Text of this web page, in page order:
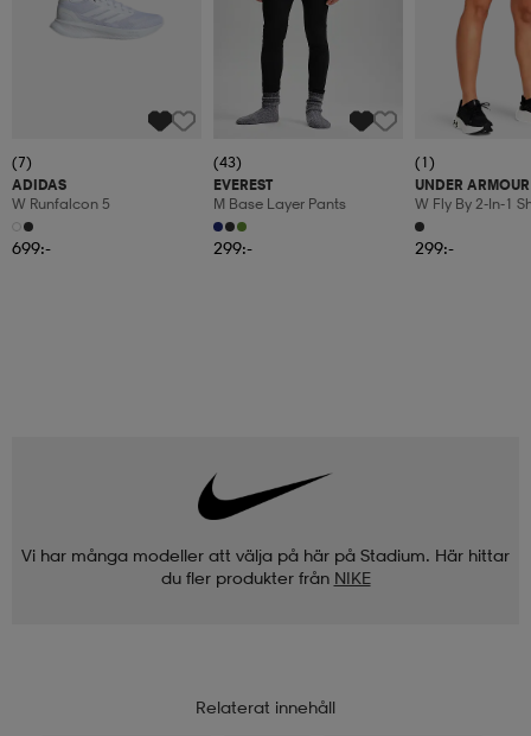
(7)
ADIDAS
W Runfalcon 5
699:-
(43)
EVEREST
M Base Layer Pants
299:-
(1)
UNDER ARMOUR
W Fly By 2-In-1
299:-
Vi har många modeller att välja på här på Stadium. Här hittar
du fler produkter från NIKE
Relaterat innehåll